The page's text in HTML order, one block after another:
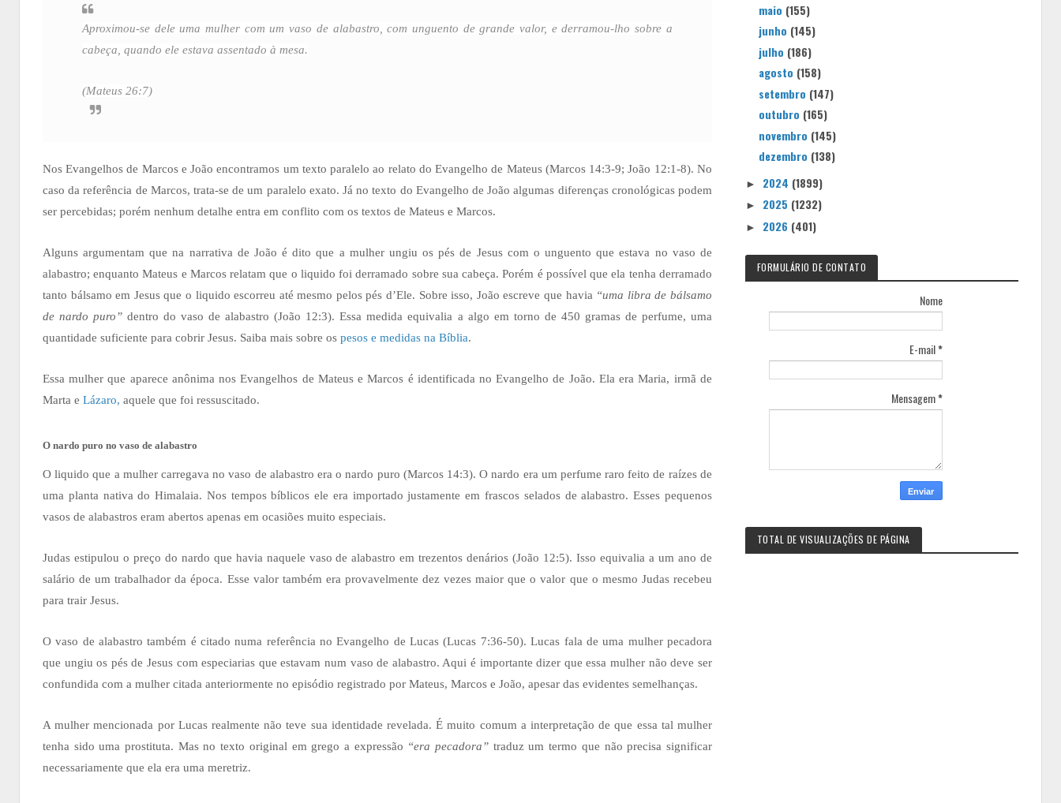
Aproximou-se dele uma mulher com um vaso de alabastro, com unguento de grande valor, e derramou-lho sobre a
cabeça, quando ele estava assentado à mesa.
(Mateus 26:7)
Nos Evangelhos de Marcos e João encontramos um texto paralelo ao relato do Evangelho de Mateus (Marcos 14:3-9; João 12:1-8). No
caso da referência de Marcos, trata-se de um paralelo exato. Já no texto do Evangelho de João algumas diferenças cronológicas podem
ser percebidas; porém nenhum detalhe entra em conflito com os textos de Mateus e Marcos.
Alguns argumentam que na narrativa de João é dito que a mulher ungiu os pés de Jesus com o unguento que estava no vaso de
alabastro; enquanto Mateus e Marcos relatam que o liquido foi derramado sobre sua cabeça. Porém é possível que ela tenha derramado
tanto bálsamo em Jesus que o liquido escorreu até mesmo pelos pés d’Ele. Sobre isso, João escreve que havia “uma libra de bálsamo
de nardo puro” dentro do vaso de alabastro (João 12:3). Essa medida equivalia a algo em torno de 450 gramas de perfume, uma
quantidade suficiente para cobrir Jesus. Saiba mais sobre os pesos e medidas na Bíblia.
Essa mulher que aparece anônima nos Evangelhos de Mateus e Marcos é identificada no Evangelho de João. Ela era Maria, irmã de
Marta e Lázaro, aquele que foi ressuscitado.
O nardo puro no vaso de alabastro
O liquido que a mulher carregava no vaso de alabastro era o nardo puro (Marcos 14:3). O nardo era um perfume raro feito de raízes de
uma planta nativa do Himalaia. Nos tempos bíblicos ele era importado justamente em frascos selados de alabastro. Esses pequenos
vasos de alabastros eram abertos apenas em ocasiões muito especiais.
Judas estipulou o preço do nardo que havia naquele vaso de alabastro em trezentos denários (João 12:5). Isso equivalia a um ano de
salário de um trabalhador da época. Esse valor também era provavelmente dez vezes maior que o valor que o mesmo Judas recebeu
para trair Jesus.
O vaso de alabastro também é citado numa referência no Evangelho de Lucas (Lucas 7:36-50). Lucas fala de uma mulher pecadora
que ungiu os pés de Jesus com especiarias que estavam num vaso de alabastro. Aqui é importante dizer que essa mulher não deve ser
confundida com a mulher citada anteriormente no episódio registrado por Mateus, Marcos e João, apesar das evidentes semelhanças.
A mulher mencionada por Lucas realmente não teve sua identidade revelada. É muito comum a interpretação de que essa tal mulher
tenha sido uma prostituta. Mas no texto original em grego a expressão “era pecadora” traduz um termo que não precisa significar
necessariamente que ela era uma meretriz.
maio (155)
junho (145)
julho (186)
agosto (158)
setembro (147)
outubro (165)
novembro (145)
dezembro (138)
► 2024 (1899)
► 2025 (1232)
► 2026 (401)
FORMULÁRIO DE CONTATO
Nome
E-mail*
Mensagem*
TOTAL DE VISUALIZAÇÕES DE PÁGINA